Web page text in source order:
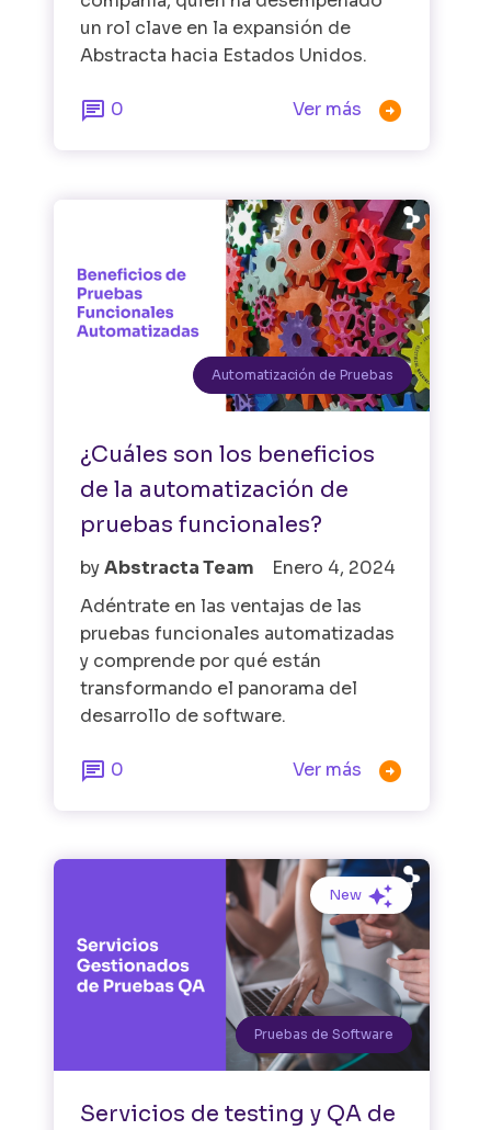
un rol clave en la expansión de
Abstracta hacia Estados Unidos.
 0 Ver más 
Automatización de Pruebas
¿Cuáles son los beneficios
de la automatización de
pruebas funcionales?
byAbstracta Team
Enero 4, 2024
Adéntrate en las ventajas de las
pruebas funcionales automatizadas
y comprende por qué están
transformando el panorama del
desarrollo de software.
 0 Ver más 
New
Pruebas de Software
Servicios de testing y QA de